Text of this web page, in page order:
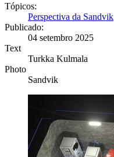
Tópicos:
Perspectiva da Sandvik
Publicado:
04 setembro 2025
Text
Turkka Kulmala
Photo
Sandvik